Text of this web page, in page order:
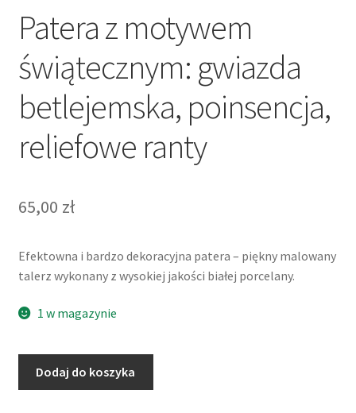
Patera z motywem
świątecznym: gwiazda
betlejemska, poinsencja,
reliefowe ranty
65,00 zł
Efektowna i bardzo dekoracyjna patera – piękny malowany
talerz wykonany z wysokiej jakości białej porcelany.
1 w magazynie
Dodaj do koszyka